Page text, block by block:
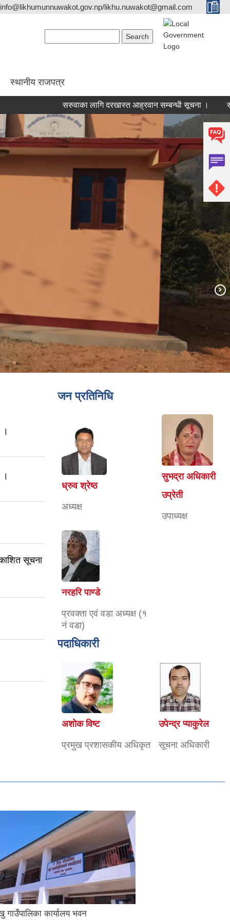
info@likhumunnuwakot.gov.np/likhu.nuwakot@gmail.com
स्थानीय राजपत्र
सरुवाका लागि दरखास्त आह्रवान सम्बन्धी सूचना ।
।
।
सूचना
जन प्रतिनिधि
ध्रुव श्रेष्ठ
अध्यक्ष
सुभद्रा अधिकारी
उप्रेती
उपाध्यक्ष
नरहरि पाण्डे
प्रवक्ता एवं वडा अध्यक्ष (१
नं वडा)
पदाधिकारी
अशाेक विष्ट
प्रमुख प्रशासकीय अधिकृत
उपेन्द्र प्याकुरेल
सूचना अधिकारी
गाउँपालिका कार्यालय भवन